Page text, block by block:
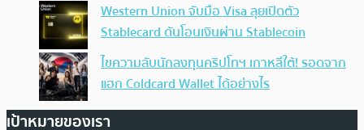
Western Union จับมือ Visa ลุยเปิดตัว
Stablecard ดันโอนเงินผ่าน Stablecoin
ไขความลับนักลงทุนคริปโทฯ เกาหลีใต้! รอดจาก
แฮก Coldcard Wallet ได้อย่างไร
เป้าหมายของเรา